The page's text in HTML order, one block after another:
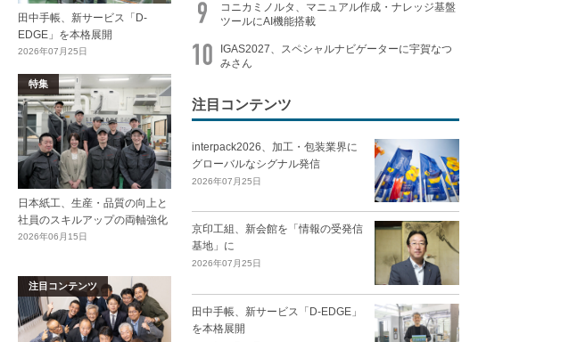
田中手帳、新サービス「D-
EDGE」を本格展開
2026年07月25日
特集
日本紙工、生産・品質の向上と
社員のスキルアップの両軸強化
2026年06月15日
注目コンテンツ
コニカミノルタ、マニュアル作成・ナレッジ基盤
ツールにAI機能搭載
IGAS2027、スペシャルナビゲーターに宇賀なつ
みさん
注目コンテンツ
interpack2026、加工・包装業界に
グローバルなシグナル発信
2026年07月25日
京印工組、新会館を「情報の受発信
基地」に
2026年07月25日
田中手帳、新サービス「D-EDGE」
を本格展開